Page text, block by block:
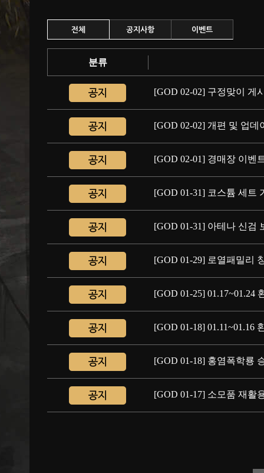
전체 공지사항 이벤트
분류
[GOD 02-02] 구정맞이 게
[GOD 02-02] 개편 및 업데
[GOD 02-01] 경매장 이벤
[GOD 01-31] 코스튬 세트
[GOD 01-31] 아테나 신검
[GOD 01-29] 로열패밀리
[GOD 01-25] 01.17~01.24
[GOD 01-18] 01.11~01.16
[GOD 01-18] 홍염폭학룡
[GOD 01-17] 소모품 재활